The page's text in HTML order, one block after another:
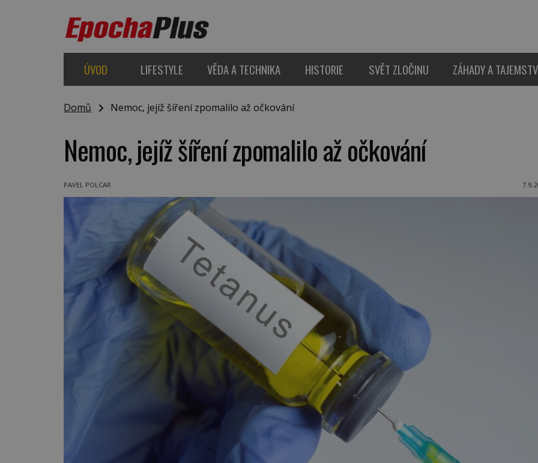
ÚVOD LIFESTYLE VĚDA A TECHNIKA HISTORIE SVĚT ZLOČINU ZÁHADY A
Domů Nemoc, jejíž šíření zpomalilo až očkování
Nemoc, jejíž šíření zpomalilo až očkování
PAVEL POLCAR